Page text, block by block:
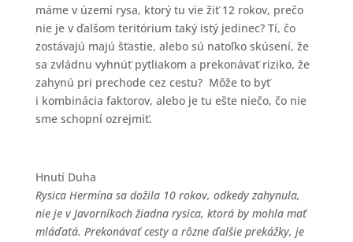
máme v území rysa, ktorý tu vie žiť 12 rokov, prečo
nie je v ďalšom teritórium taký istý jedinec? Tí, čo
zostávajú majú šťastie, alebo sú natoľko skúsení, že
sa zvládnu vyhnúť pytliakom a prekonávať riziko, že
zahynú pri prechode cez cestu? Môže to byť
i kombinácia faktorov, alebo je tu ešte niečo, čo nie
sme schopní ozrejmiť.
Hnutí Duha
Rysica Hermína sa dožila 10 rokov, odkedy zahynula,
nie je v Javorníkoch žiadna rysica, ktorá by mohla mať
mláďatá. Prekonávať cesty a rôzne ďalšie prekážky, je